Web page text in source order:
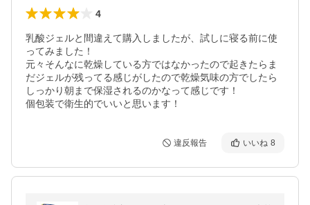
4
乳酸ジェルと間違えて購入しましたが、試しに寝る前に使
ってみました！
元々そんなに乾燥している方ではなかったので起きたらま
だジェルが残ってる感じがしたので乾燥気味の方でしたら
しっかり朝まで保湿されるのかなって感じです！
個包装で衛生的でいいと思います！
違反報告 いいね 8